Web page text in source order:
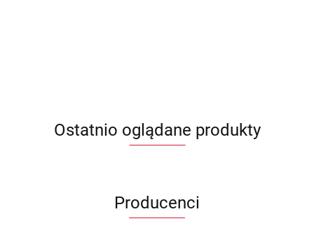
Ostatnio oglądane produkty
Producenci